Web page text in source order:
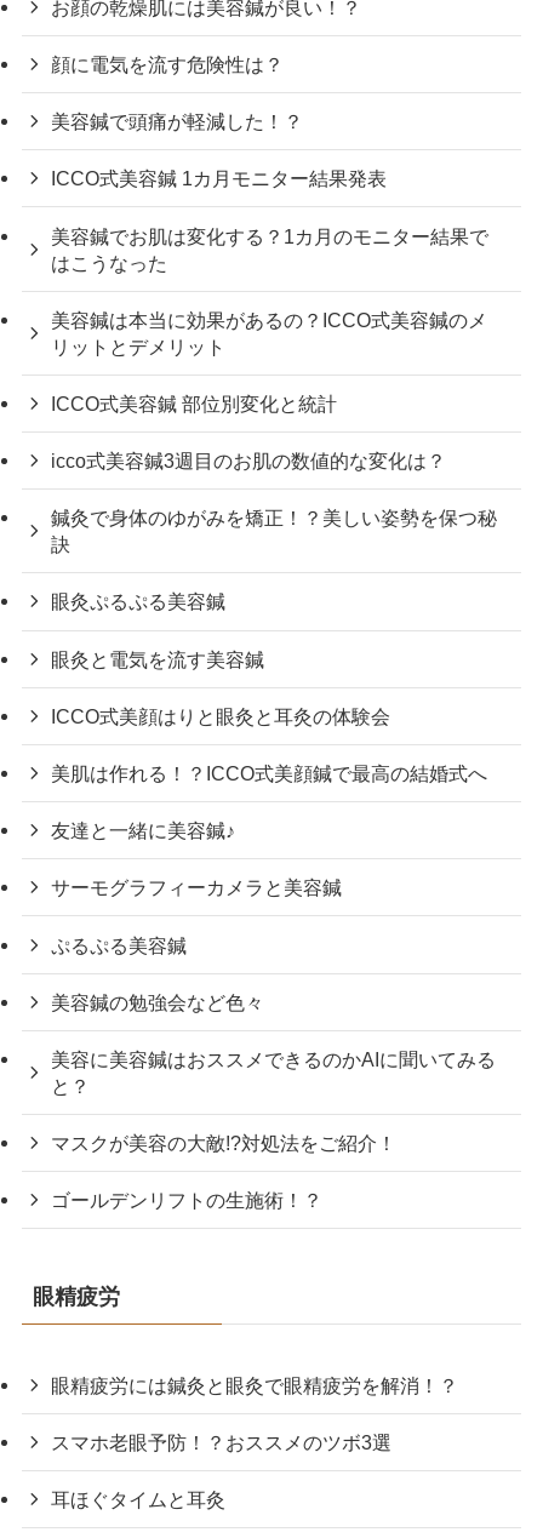
お顔の乾燥肌には美容鍼が良い！？
顔に電気を流す危険性は？
美容鍼で頭痛が軽減した！？
ICCO式美容鍼 1カ月モニター結果発表
美容鍼でお肌は変化する？1カ月のモニター結果で
はこうなった
美容鍼は本当に効果があるの？ICCO式美容鍼のメ
リットとデメリット
ICCO式美容鍼 部位別変化と統計
icco式美容鍼3週目のお肌の数値的な変化は？
鍼灸で身体のゆがみを矯正！？美しい姿勢を保つ秘
訣
眼灸ぷるぷる美容鍼
眼灸と電気を流す美容鍼
ICCO式美顔はりと眼灸と耳灸の体験会
美肌は作れる！？ICCO式美顔鍼で最高の結婚式へ
友達と一緒に美容鍼♪
サーモグラフィーカメラと美容鍼
ぷるぷる美容鍼
美容鍼の勉強会など色々
美容に美容鍼はおススメできるのかAIに聞いてみる
と？
マスクが美容の大敵!?対処法をご紹介！
ゴールデンリフトの生施術！？
眼精疲労
眼精疲労には鍼灸と眼灸で眼精疲労を解消！？
スマホ老眼予防！？おススメのツボ3選
耳ほぐタイムと耳灸